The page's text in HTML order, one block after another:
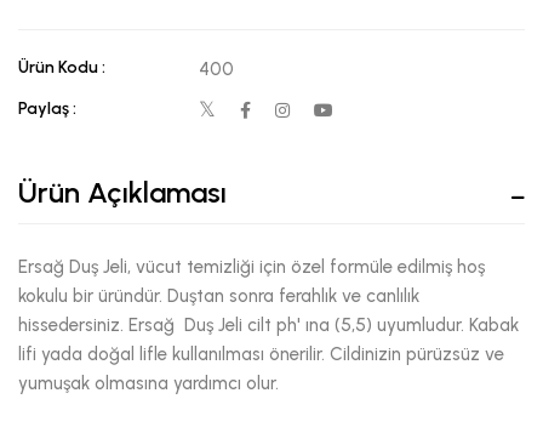
Ürün Kodu : 400
Paylaş :
Ürün Açıklaması
Ersağ Duş Jeli, vücut temizliği için özel formüle edilmiş hoş
kokulu bir üründür. Duştan sonra ferahlık ve canlılık
hissedersiniz. Ersağ Duş Jeli cilt ph' ına (5,5) uyumludur. Kabak
lifi yada doğal lifle kullanılması önerilir. Cildinizin pürüzsüz ve
yumuşak olmasına yardımcı olur.